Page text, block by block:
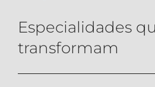
Especialidades
transformam